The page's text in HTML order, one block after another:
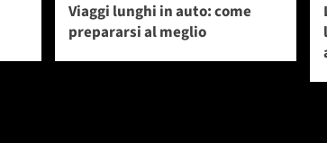
Viaggi lunghi in auto: come
prepararsi al meglio